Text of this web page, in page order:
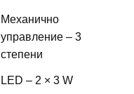
Механично
управление – 3
степени
LED – 2 × 3 W